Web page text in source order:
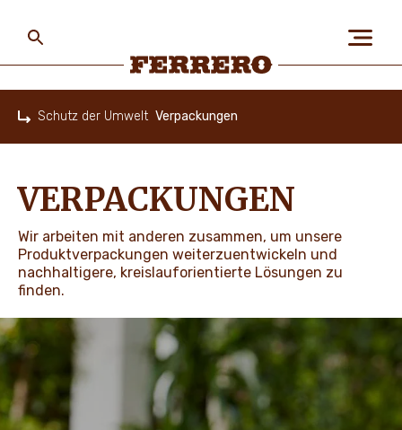
ÜBER FERRERO
MENSCH UND UMWELT
KARRIERE
main
content
Schutz der Umwelt Verpackungen
VERPACKUNGEN
Wir arbeiten mit anderen zusammen, um unsere
Produktverpackungen weiterzuentwickeln und
nachhaltigere, kreislauforientierte Lösungen zu
finden.